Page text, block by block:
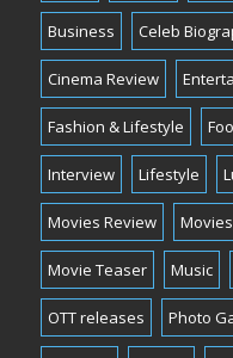
Business Celeb
Cinema Review
Fashion & Lifestyle
Interview Lifestyle
Movies Review
Movie Teaser Music
OTT releases Photo